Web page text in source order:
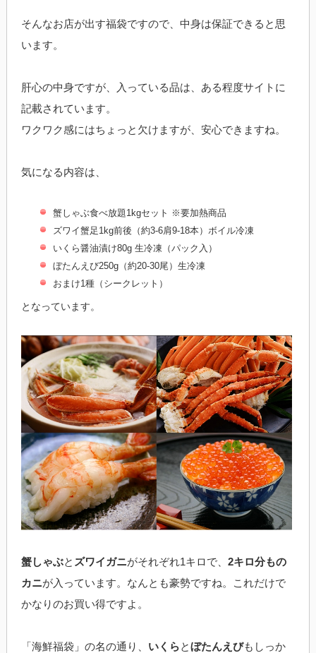
そんなお店が出す福袋ですので、中身は保証できると思
います。
肝心の中身ですが、入っている品は、ある程度サイトに
記載されています。
ワクワク感にはちょっと欠けますが、安心できますね。
気になる内容は、
蟹しゃぶ食べ放題1kgセット ※要加熱商品
ズワイ蟹足1kg前後（約3-6肩9-18本）ボイル冷凍
いくら醤油漬け80g 生冷凍（パック入）
ぼたんえび250g（約20-30尾）生冷凍
おまけ1種（シークレット）
となっています。
蟹しゃぶと ズワイガニがそれぞれ1キロで、 2キロ分もの
カニが入っています。なんとも豪勢ですね。これだけで
かなりのお買い得ですよ。
「海鮮福袋」の名の通り、 いくらとぼたんえびもしっか